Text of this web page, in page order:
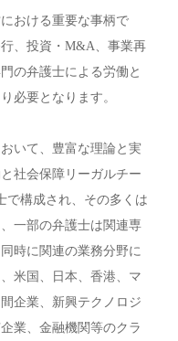
おける重要な事柄で
、投資・M&A、事業再
の弁護士による労働と
必要となります。
いて、豊富な理論と実
社会保障リーガルチー
で構成され、その多くは
一部の弁護士は関連専
時に関連の業務分野に
米国、日本、香港、マ
企業、新興テクノロジ
業、金融機関等のクラ